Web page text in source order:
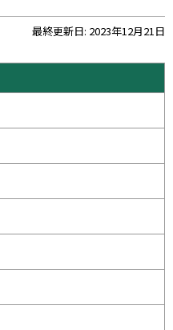
最終更新日: 2023年12月21日